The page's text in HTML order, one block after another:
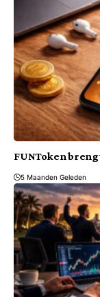
FUNToken
5 Maanden Geleden